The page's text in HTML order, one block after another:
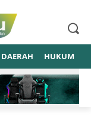
DAERAH HUKUM